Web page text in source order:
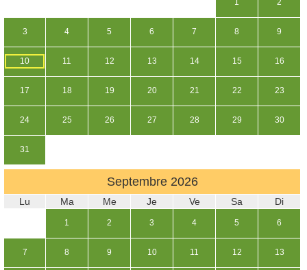
1 2
3 4 5 6 7 8 9
10 11 12 13 14 15 16
17 18 19 20 21 22 23
24 25 26 27 28 29 30
31
Septembre 2026
Lu Ma Me Je Ve Sa Di
1 2 3 4 5 6
7 8 9 10 11 12 13